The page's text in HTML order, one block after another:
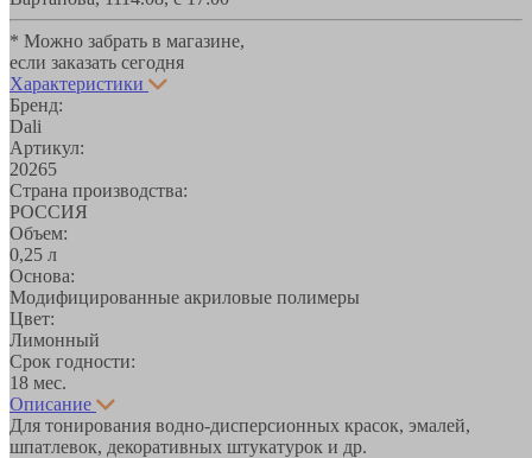
* Можно забрать в магазине,
если заказать сегодня
Характеристики
Бренд:
Dali
Артикул:
20265
Страна производства:
РОССИЯ
Объем:
0,25 л
Основа:
Модифицированные акриловые полимеры
Цвет:
Лимонный
Срок годности:
18 мес.
Описание
Для тонирования водно-дисперсионных красок, эмалей,
шпатлевок, декоративных штукатурок и др.